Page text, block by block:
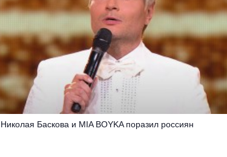
Баскова и MIA BOYKA поразил россиян